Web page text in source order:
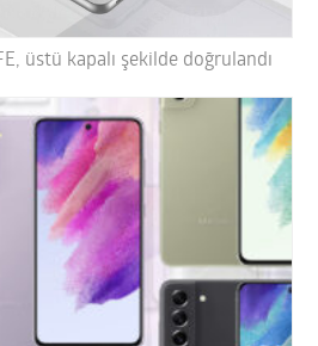
üstü kapalı şekilde doğrulandı